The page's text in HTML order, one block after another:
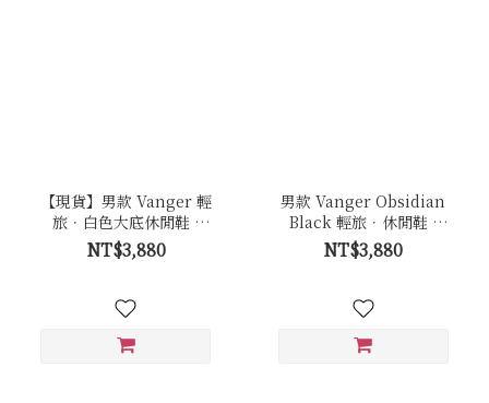
【現貨】男款 Vanger 輕
旅．白色大底休閒鞋 -
Va281白
NT$3,880
男款 Vanger Obsidian
Black 輕旅．休閒鞋 -
Va281曜石黑(黑底)
NT$3,880